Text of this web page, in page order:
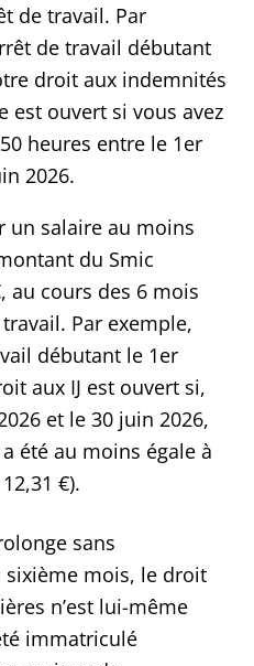
de travail. Par
de travail débutant
droit aux indemnités
est ouvert si vous avez
heures entre le 1er
2026.
un salaire au moins
du Smic
au cours des 6 mois
Par exemple,
débutant le 1er
aux IJ est ouvert si,
et le 30 juin 2026,
été au moins égale à
€).
sans
mois, le droit
n’est lui-même
immatriculé